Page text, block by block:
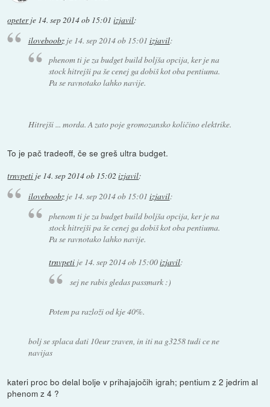
opeterje 14. sep 2014 ob 15:01 izjavil:
iloveboobzje 14. sep 2014 ob 15:01 izjavil:
phenom ti je za budget build boljša opcija, ker je na
stock hitrejši pa še cenej ga dobiš kot oba pentiuma.
Pa se ravnotako lahko navije.
Hitrejši ... morda. A zato poje gromozansko količino elektrike.
To je pač tradeoff, če se greš ultra budget.
trnvpeti je 14. sep 2014 ob 15:02 izjavil:
iloveboobzje 14. sep 2014 ob 15:01 izjavil:
phenom ti je za budget build boljša opcija, ker je na
stock hitrejši pa še cenej ga dobiš kot oba pentiuma.
Pa se ravnotako lahko navije.
trnvpeti je 14. sep 2014 ob 15:00izjavil:
sej ne rabis gledas passmark :)
Potem pa razloži od kje 40%.
bolj se splaca dati 10eur zraven, in iti na g3258 tudi ce ne
navijas
kateri proc bo delal bolje v prihajajočih igrah; pentium z 2 jedrim al
phenom z 4 ?